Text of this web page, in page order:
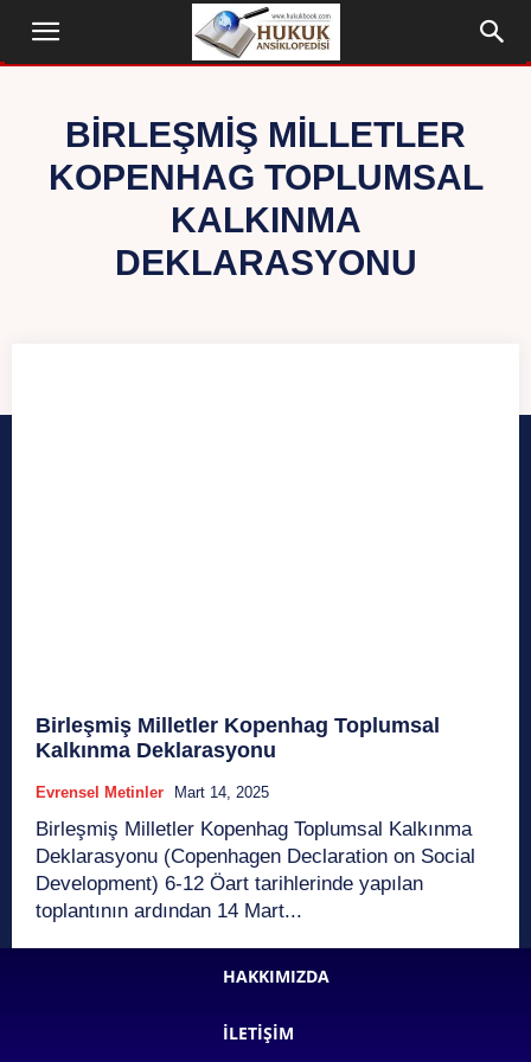
BIRLEŞMIŞ MILLETLER
KOPENHAG TOPLUMSAL
KALKINMA
DEKLARASYONU
Birleşmiş Milletler Kopenhag Toplumsal
Kalkınma Deklarasyonu
Evrensel Metinler Mart 14, 2025
Birleşmiş Milletler Kopenhag Toplumsal Kalkınma
Deklarasyonu (Copenhagen Declaration on Social
Development) 6-12 Öart tarihlerinde yapılan
toplantının ardından 14 Mart...
HAKKIMIZDA
İLETIŞIM